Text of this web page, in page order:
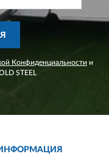
Конфиденциальности и
STEEL